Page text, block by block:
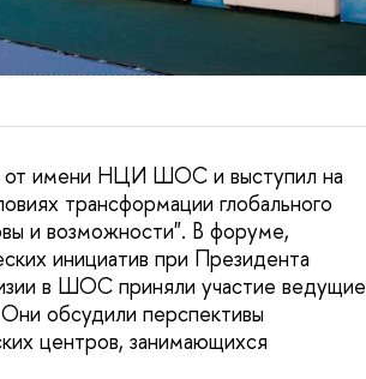
от имени НЦИ ШОС и выступил на
трансформации глобального
и возможности". В форуме,
инициатив при Президента
в ШОС приняли участие ведущие
обсудили перспективы
центров, занимающихся